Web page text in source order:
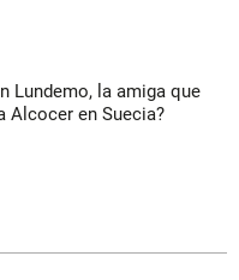
Lundemo, la amiga que
Alcocer en Suecia?